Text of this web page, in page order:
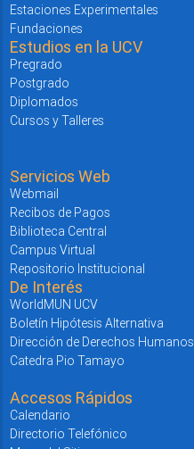
Estaciones Experimentales
Fundaciones
Estudios en la UCV
Pregrado
Postgrado
Diplomados
Cursos y Talleres
Servicios Web
Webmail
Recibos de Pagos
Biblioteca Central
Campus Virtual
Repositorio Institucional
De Interés
WorldMUN UCV
Boletín Hipótesis Alternativa
Dirección de Derechos Humanos
Catedra Pio Tamayo
Accesos Rápidos
Calendario
Directorio Telefónico